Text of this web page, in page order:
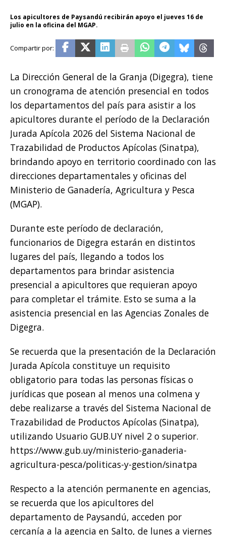
Los apicultores de Paysandú recibirán apoyo el jueves 16 de
julio en la oficina del MGAP.
La Dirección General de la Granja (Digegra), tiene
un cronograma de atención presencial en todos
los departamentos del país para asistir a los
apicultores durante el período de la Declaración
Jurada Apícola 2026 del Sistema Nacional de
Trazabilidad de Productos Apícolas (Sinatpa),
brindando apoyo en territorio coordinado con las
direcciones departamentales y oficinas del
Ministerio de Ganadería, Agricultura y Pesca
(MGAP).
Durante este período de declaración,
funcionarios de Digegra estarán en distintos
lugares del país, llegando a todos los
departamentos para brindar asistencia
presencial a apicultores que requieran apoyo
para completar el trámite. Esto se suma a la
asistencia presencial en las Agencias Zonales de
Digegra.
Se recuerda que la presentación de la Declaración
Jurada Apícola constituye un requisito
obligatorio para todas las personas físicas o
jurídicas que posean al menos una colmena y
debe realizarse a través del Sistema Nacional de
Trazabilidad de Productos Apícolas (Sinatpa),
utilizando Usuario GUB.UY nivel 2 o superior.
https://www.gub.uy/ministerio-ganaderia-
agricultura-pesca/politicas-y-gestion/sinatpa
Respecto a la atención permanente en agencias,
se recuerda que los apicultores del
departamento de Paysandú, acceden por
cercanía a la agencia en Salto, de lunes a viernes